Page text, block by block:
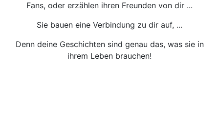
Fans, oder erzählen ihren Freunden von dir ...
Sie bauen eine Verbindung zu dir auf, ...
Denn deine Geschichten sind genau das, was sie in
ihrem Leben brauchen!